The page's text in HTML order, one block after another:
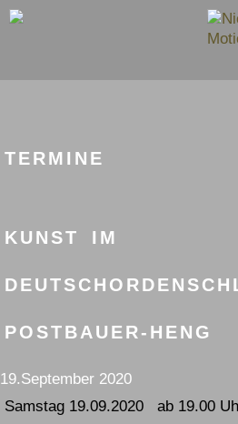
TERMINE
KUNST IM
POSTBAUER-HENG
19.September 2020
Samstag 19.09.2020 ab 19.00